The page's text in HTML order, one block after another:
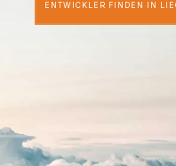
ENTWICKLER FINDEN IN